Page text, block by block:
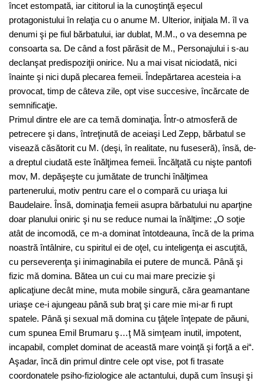
încet estompată, iar cititorul ia la cunoştinţă eşecul
protagonistului în relaţia cu o anume M. Ulterior, iniţiala M. îl va
denumi şi pe fiul bărbatului, iar dublat, M.M., o va desemna pe
consoarta sa. De când a fost părăsit de M., Personajului i s-au
declanşat predispoziţii onirice. Nu a mai visat niciodată, nici
înainte şi nici după plecarea femeii. Îndepărtarea acesteia i-a
provocat, timp de câteva zile, opt vise succesive, încărcate de
semnificaţie.
Primul dintre ele are ca temă dominaţia. Într-o atmosferă de
petrecere şi dans, întreţinută de aceiaşi Led Zepp, bărbatul se
visează căsătorit cu M. (deşi, în realitate, nu fuseseră), însă, de-
a dreptul ciudată este înălţimea femeii. Încălţată cu nişte pantofi
mov, M. depăşeşte cu jumătate de trunchi înălţimea
partenerului, motiv pentru care el o compară cu uriaşa lui
Baudelaire. Însă, dominaţia femeii asupra bărbatului nu aparţine
doar planului oniric şi nu se reduce numai la înălţime: „O soţie
atât de incomodă, ce m-a dominat întotdeauna, încă de la prima
noastră întâlnire, cu spiritul ei de oţel, cu inteligenţa ei ascuţită,
cu perseverenţa şi inimaginabila ei putere de muncă. Până şi
fizic mă domina. Bătea un cui cu mai mare precizie şi
aplicaţiune decât mine, muta mobile singură, căra geamantane
uriaşe ce-i ajungeau până sub braţ şi care mie mi-ar fi rupt
spatele. Până şi sexual mă domina cu ţâţele înţepate de păuni,
cum spunea Emil Brumaru ş…ţ Mă simţeam inutil, impotent,
incapabil, complet dominat de această mare voinţă şi forţă a ei“.
Aşadar, încă din primul dintre cele opt vise, pot fi trasate
coordonatele psiho-fiziologice ale actantului, după cum însuşi şi